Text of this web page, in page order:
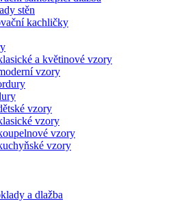
stěn
kachličky
a květinové vzory
vzory
vzory
vzory
vzory
vzory
a dlažba